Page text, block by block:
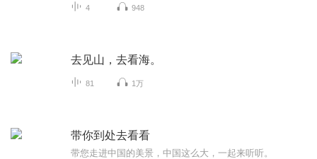
4 948
去见山，去看海。
81 1万
带你到处去看看
带您走进中国的美景，中国这么大，一起来听听。